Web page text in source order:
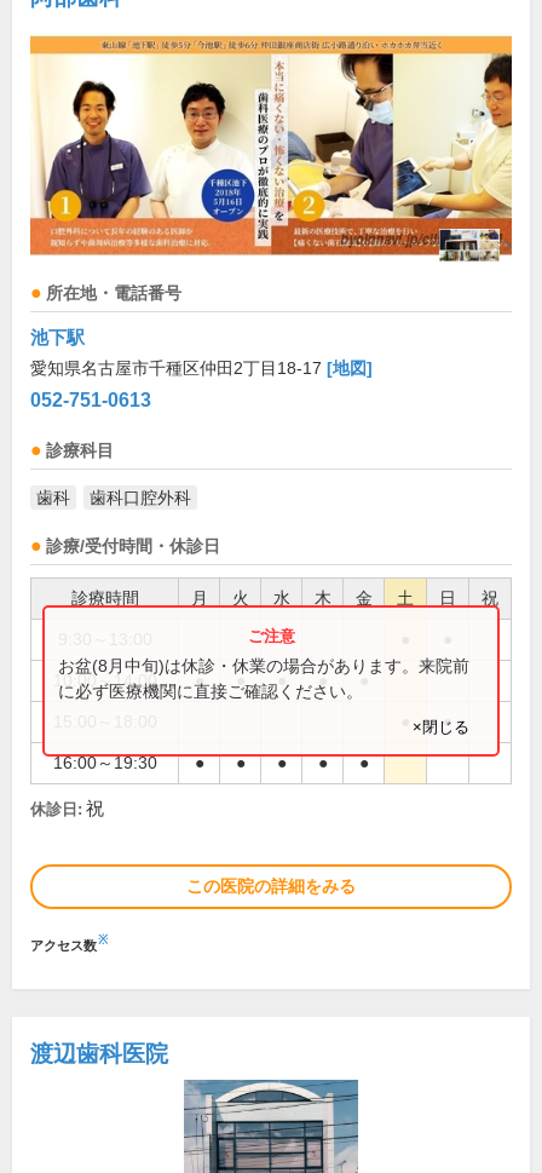
所在地・電話番号
池下駅
愛知県名古屋市千種区仲田2丁目18-17 [地図]
052-751-0613
診療科目
歯科 歯科口腔外科
診療/受付時間・休診日
診療時間 月 火 水 木 金 土 日 祝
10:00～14:00 ● ● ● ● ●
●
16:00～19:30 ● ● ● ● ●
お盆(8月中旬)は休診・休業の場合があります。来院前
に必ず医療機関に直接ご確認ください。
×閉じる
休診日: 祝
この医院の詳細をみる
アクセス数※
渡辺歯科医院